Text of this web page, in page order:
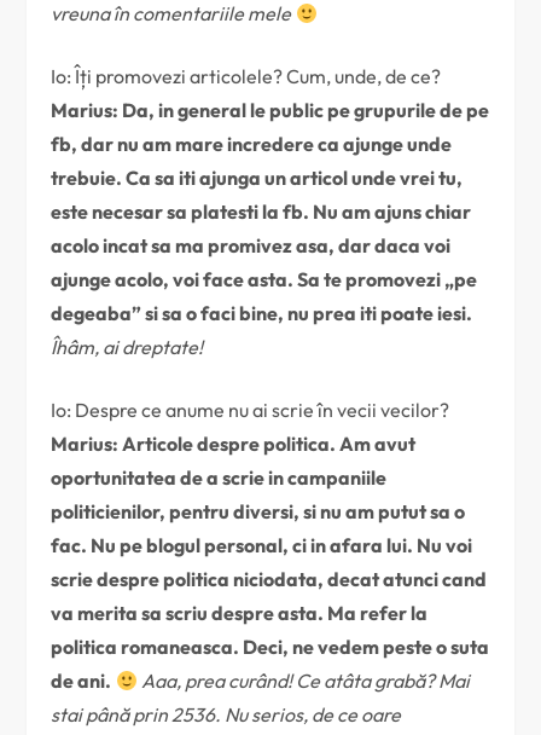
vreuna în comentariile mele
Io: Îți promovezi articolele? Cum, unde, de ce?
Marius: Da, in general le public pe grupurile de pe
fb, dar nu am mare incredere ca ajunge unde
trebuie. Ca sa iti ajunga un articol unde vrei tu,
este necesar sa platesti la fb. Nu am ajuns chiar
acolo incat sa ma promivez asa, dar daca voi
ajunge acolo, voi face asta. Sa te promovezi „pe
degeaba” si sa o faci bine, nu prea iti poate iesi.
Îhâm, ai dreptate!
Io: Despre ce anume nu ai scrie în vecii vecilor?
Marius: Articole despre politica. Am avut
oportunitatea de a scrie in campaniile
politicienilor, pentru diversi, si nu am putut sa o
fac. Nu pe blogul personal, ci in afara lui. Nu voi
scrie despre politica niciodata, decat atunci cand
va merita sa scriu despre asta. Ma refer la
politica romaneasca. Deci, ne vedem peste o suta
de ani.
Aaa, prea curând! Ce atâta grabă? Mai
stai până prin 2536. Nu serios, de ce oare